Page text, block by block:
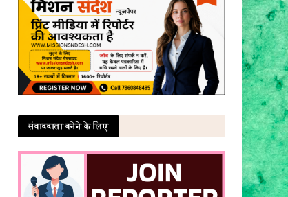
संवाददाता बनेने के लिए